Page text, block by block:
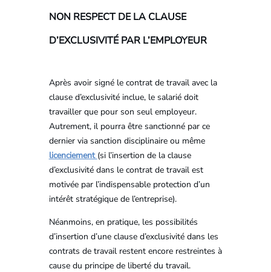
NON RESPECT DE LA CLAUSE
D’EXCLUSIVITÉ PAR L’EMPLOYEUR
Après avoir signé le contrat de travail avec la
clause d’exclusivité inclue, le salarié doit
travailler que pour son seul employeur.
Autrement, il pourra être sanctionné par ce
dernier via sanction disciplinaire ou même
licenciement (si l’insertion de la clause
d’exclusivité dans le contrat de travail est
motivée par l’indispensable protection d’un
intérêt stratégique de l’entreprise).
Néanmoins, en pratique, les possibilités
d’insertion d’une clause d’exclusivité dans les
contrats de travail restent encore restreintes à
cause du principe de liberté du travail.